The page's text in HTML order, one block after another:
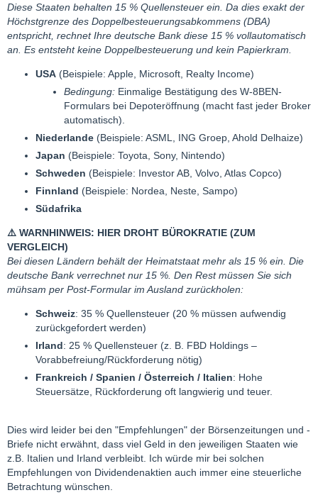
Diese Staaten behalten 15 % Quellensteuer ein. Da dies exakt der
Höchstgrenze des Doppelbesteuerungsabkommens (DBA)
entspricht, rechnet Ihre deutsche Bank diese 15 % vollautomatisch
an. Es entsteht keine Doppelbesteuerung und kein Papierkram.
USA (Beispiele: Apple, Microsoft, Realty Income)
Bedingung: Einmalige Bestätigung des W-8BEN-
Formulars bei Depoteröffnung (macht fast jeder Broker
automatisch).
Niederlande (Beispiele: ASML, ING Groep, Ahold Delhaize)
Japan (Beispiele: Toyota, Sony, Nintendo)
Schweden (Beispiele: Investor AB, Volvo, Atlas Copco)
Finnland (Beispiele: Nordea, Neste, Sampo)
Südafrika
⚠️ WARNHINWEIS: HIER DROHT BÜROKRATIE (ZUM
VERGLEICH)
Bei diesen Ländern behält der Heimatstaat mehr als 15 % ein. Die
deutsche Bank verrechnet nur 15 %. Den Rest müssen Sie sich
mühsam per Post-Formular im Ausland zurückholen:
Schweiz: 35 % Quellensteuer (20 % müssen aufwendig
zurückgefordert werden)
Irland: 25 % Quellensteuer (z. B. FBD Holdings –
Vorabbefreiung/Rückforderung nötig)
Frankreich / Spanien / Österreich / Italien: Hohe
Steuersätze, Rückforderung oft langwierig und teuer.
Dies wird leider bei den "Empfehlungen" der Börsenzeitungen und -
Briefe nicht erwähnt, dass viel Geld in den jeweiligen Staaten wie
z.B. Italien und Irland verbleibt. Ich würde mir bei solchen
Empfehlungen von Dividendenaktien auch immer eine steuerliche
Betrachtung wünschen.